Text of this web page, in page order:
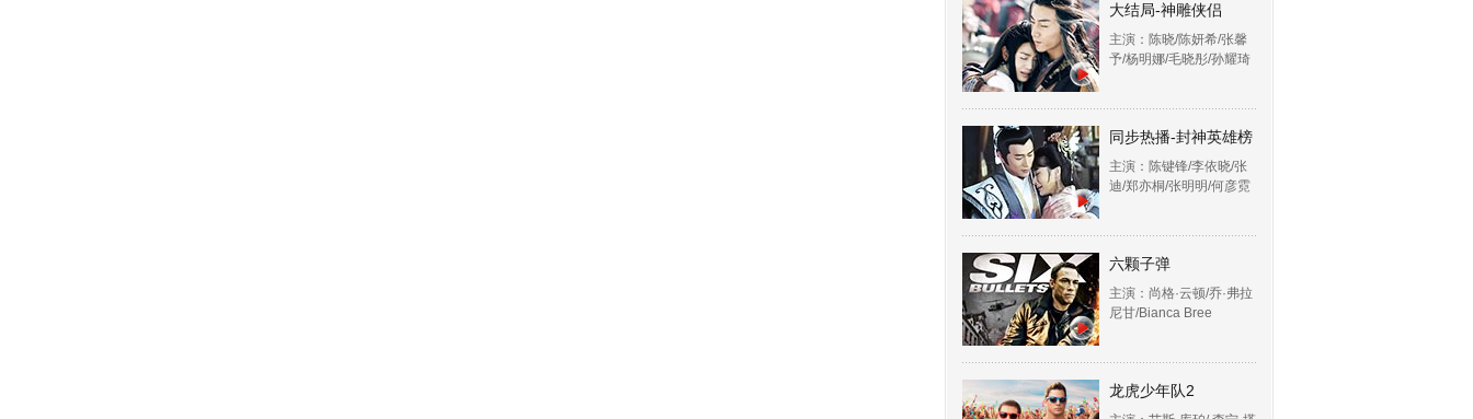
大结局-神雕侠侣
主演：陈晓/陈妍希/张馨
予/杨明娜/毛晓彤/孙耀琦
同步热播-封神英雄榜
主演：陈键锋/李依晓/张
迪/郑亦桐/张明明/何彦霓
六颗子弹
主演：尚格·云顿/乔·弗拉
尼甘/Bianca Bree
龙虎少年队2